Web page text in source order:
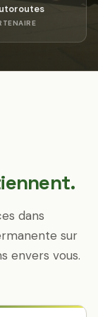
dans
sur
envers vous.